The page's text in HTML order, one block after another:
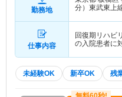
勤務地
分）東武東上
仕事内容
回復期リハビ
の入院患者に
未経験OK 新卒OK 残